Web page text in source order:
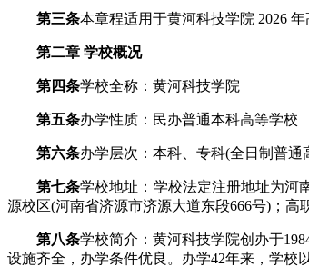
第三条本章程适用于黄河科技学院 2026 年
第二章 学校概况
第四条学校全称：黄河科技学院
第五条办学性质：民办普通本科高等学校
第六条办学层次：本科、专科(全日制普通
第七条学校地址：学校法定注册地址为河
源校区(河南省济源市济源大道东段666号)；高
第八条学校简介：黄河科技学院创办于
设施齐全，办学条件优良。办学42年来，学校